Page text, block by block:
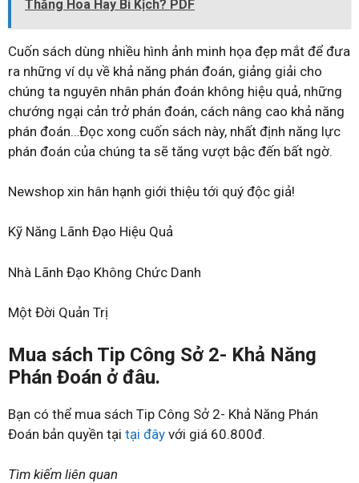
Thăng Hoa Hay Bi Kịch? PDF
Cuốn sách dùng nhiều hình ảnh minh họa đẹp mắt để đưa
ra những ví dụ về khả năng phán đoán, giảng giải cho
chúng ta nguyên nhân phán đoán không hiệu quả, những
chướng ngại cản trở phán đoán, cách nâng cao khả năng
phán đoán…Đọc xong cuốn sách này, nhất định năng lực
phán đoán của chúng ta sẽ tăng vượt bậc đến bất ngờ.
Newshop xin hân hạnh giới thiệu tới quý độc giả!
Kỹ Năng Lãnh Đạo Hiệu Quả
Nhà Lãnh Đạo Không Chức Danh
Một Đời Quản Trị
Mua sách Tip Công Sở 2- Khả Năng
Phán Đoán ở đâu.
Bạn có thể mua sách Tip Công Sở 2- Khả Năng Phán
Đoán bản quyền tại tại đây với giá 60.800đ.
Tìm kiếm liên quan